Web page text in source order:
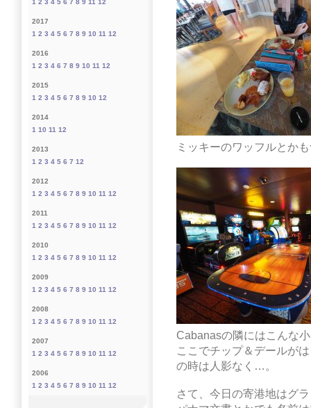
ミッキーのワッフルとか
Cabanasの隣にはこんな
ここでチップ＆デールが
の時は人影なく…。
さて、今日の寄港地はグ
1 2 3 4 5 6 7 8 9 11 12
2017
1 2 3 4 5 6 7 8 9 10 11 12
2016
1 2 3 4 6 7 8 9 10 11 12
2015
1 2 3 4 5 6 7 8 9 10 12
2014
1 10 11 12
2013
1 2 3 4 5 6 7 12
2012
1 2 3 4 5 6 7 8 9 10 11 12
2011
1 2 3 4 5 6 7 8 9 10 11 12
2010
1 2 3 4 5 6 7 8 9 10 11 12
2009
1 2 3 4 5 6 7 8 9 10 11 12
2008
1 2 3 4 5 6 7 8 9 10 11 12
2007
1 2 3 4 5 6 7 8 9 10 11 12
2006
1 2 3 4 5 6 7 8 9 10 11 12